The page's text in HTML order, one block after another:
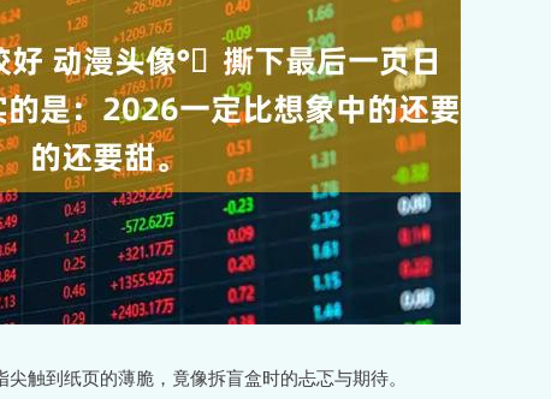
触到纸页的薄脆，竟像拆盲盒时的忐忑与期待。